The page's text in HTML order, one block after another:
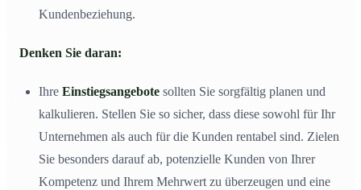
Kundenbeziehung.
Denken Sie daran:
Ihre Einstiegsangebote sollten Sie sorgfältig planen und
kalkulieren. Stellen Sie so sicher, dass diese sowohl für Ihr
Unternehmen als auch für die Kunden rentabel sind. Zielen
Sie besonders darauf ab, potenzielle Kunden von Ihrer
Kompetenz und Ihrem Mehrwert zu überzeugen und eine